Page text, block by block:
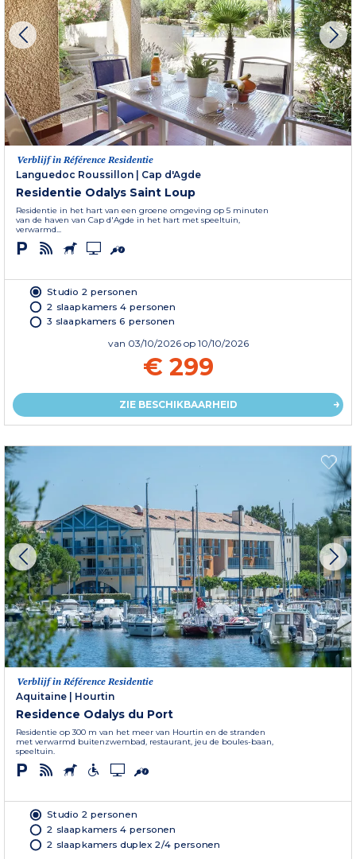
Verblijf in Référence Residentie
Languedoc Roussillon | Cap d'Agde
Residentie Odalys Saint Loup
Residentie in het hart van een groene omgeving op 5 minuten
van de haven van Cap d'Agde in het hart met speeltuin,
verwarmd...
Studio 2 personen
2 slaapkamers 4 personen
3 slaapkamers 6 personen
van 03/10/2026 op 10/10/2026
€ 299
ZIE BESCHIKBAARHEID
Verblijf in Référence Residentie
Aquitaine
Hourtin
Residence Odalys du Port
Residentie op 300 m van het meer van Hourtin en de stranden
met verwarmd buitenzwembad, restaurant, jeu de boules-baan,
speeltuin.
Studio 2 personen
2 slaapkamers 4 personen
2 slaapkamers duplex 2/4 personen